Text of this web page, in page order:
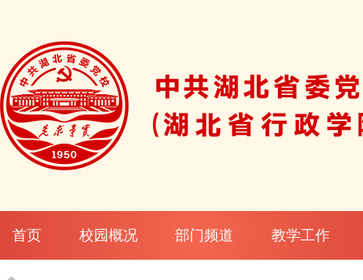
首页 校园概况 部门频道 教学工作